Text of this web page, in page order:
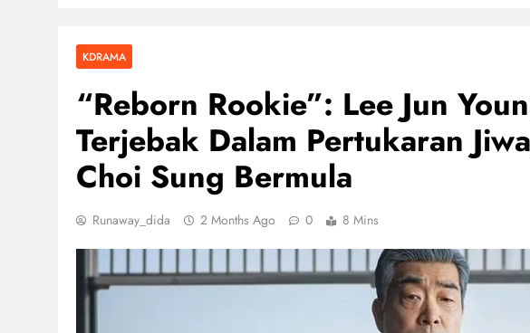
KDRAMA
“Reborn Rookie”: Lee Jun
Terjebak Dalam Pertukaran
Choi Sung Bermula
Runaway_dida 2 Months Ago 0 8 Mins